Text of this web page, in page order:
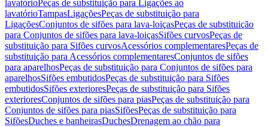
lavatórioPeças de substituição para Ligações ao
lavatórioTampasLigaçõesPeças de substituição para
LigaçõesConjuntos de sifões para lava-loiçasPeças de substituição
para Conjuntos de sifões para lava-loiçasSifões curvosPeças de
substituição para Sifões curvosAcessórios complementaresPeças de
substituição para Acessórios complementaresConjuntos de sifões
para aparelhosPeças de substituição para Conjuntos de sifões para
aparelhosSifões embutidosPeças de substituição para Sifões
embutidosSifões exterioresPeças de substituição para Sifões
exterioresConjuntos de sifões para piasPeças de substituição para
Conjuntos de sifões para piasSifõesPeças de substituição para
SifõesDuches e banheirasDuchesDrenagem ao chão para